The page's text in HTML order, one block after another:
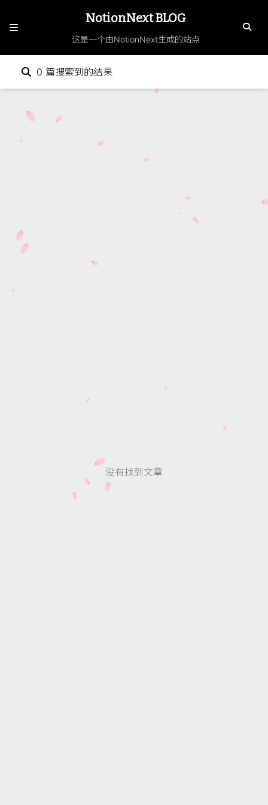
NotionNext BLOG
这是一个由NotionNext生成的站点
0 篇搜索到的结果
没有找到文章